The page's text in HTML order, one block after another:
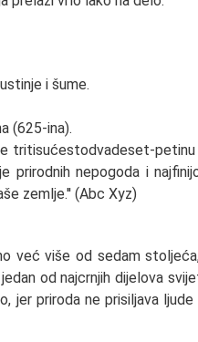
i šume.
(625-ina).
tritisućestodvadeset-petinu
prirodnih nepogoda i
zemlje.'' (Abc Xyz)
već više od sedam
od najcrnjih dijelova
jer priroda ne prisiljava ljude